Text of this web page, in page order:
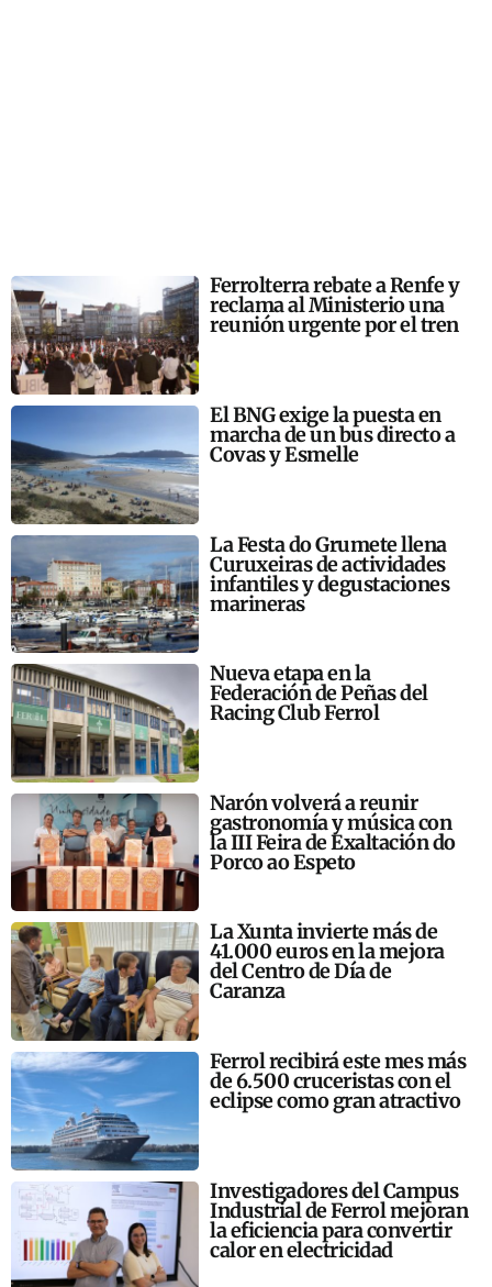
Ferrolterra rebate a Renfe y
reclama al Ministerio una
reunión urgente por el tren
El BNG exige la puesta en
marcha de un bus directo a
Covas y Esmelle
La Festa do Grumete llena
Curuxeiras de actividades
infantiles y degustaciones
marineras
Nueva etapa en la
Federación de Peñas del
Racing Club Ferrol
Narón volverá a reunir
gastronomía y música con
la III Feira de Exaltación do
Porco ao Espeto
La Xunta invierte más de
41.000 euros en la mejora
del Centro de Día de
Caranza
Ferrol recibirá este mes más
de 6.500 cruceristas con el
eclipse como gran atractivo
Investigadores del Campus
Industrial de Ferrol mejoran
la eficiencia para convertir
calor en electricidad